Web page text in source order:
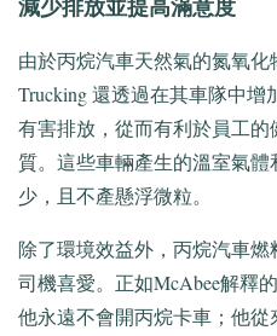
由於丙烷汽車天然氣的氮氧
Trucking 還透過在其車隊中
有害排放，從而有利於員工
質。 這些車輛產生的溫室氣
少，且不產懸浮微粒。
除了環境效益外，丙烷汽車
司機喜愛。 正如McAbee解釋
他永遠不會開丙烷卡車；他